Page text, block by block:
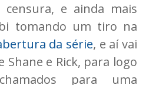
e ainda mais
tomando um tiro na
da série, e aí vai
e Rick, para logo
para uma